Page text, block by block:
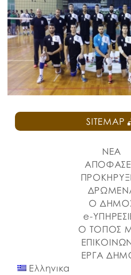
SITEMAP
ΝΕΑ
Ο
e-
Ο ΤΟΠΟΣ
ΕΡΓΑ
Ελληνικα